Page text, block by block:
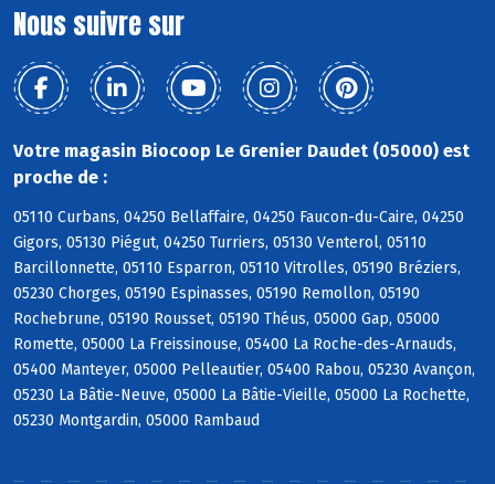
Nous suivre sur
Votre magasin Biocoop Le Grenier Daudet (05000) est
proche de :
05110 Curbans, 04250 Bellaffaire, 04250 Faucon-du-Caire, 04250
Gigors, 05130 Piégut, 04250 Turriers, 05130 Venterol, 05110
Barcillonnette, 05110 Esparron, 05110 Vitrolles, 05190 Bréziers,
05230 Chorges, 05190 Espinasses, 05190 Remollon, 05190
Rochebrune, 05190 Rousset, 05190 Théus, 05000 Gap, 05000
Romette, 05000 La Freissinouse, 05400 La Roche-des-Arnauds,
05400 Manteyer, 05000 Pelleautier, 05400 Rabou, 05230 Avançon,
05230 La Bâtie-Neuve, 05000 La Bâtie-Vieille, 05000 La Rochette,
05230 Montgardin, 05000 Rambaud